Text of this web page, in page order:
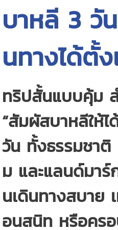
บาหลี 3 วั
นทางได้ตั้
ทริปสั้นแบบคุ้ม
“สัมผัสบาหลีให้ไ
วัน ทั้งธรรมชา
ม และแลนด์มาร์
นเดินทางสบาย
อนสนิท หรือคร